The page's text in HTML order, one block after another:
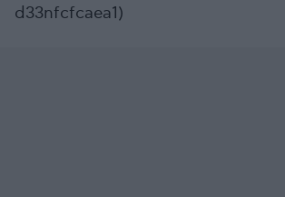
d33nfcfcaea1)